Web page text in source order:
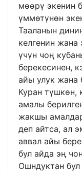
мөөрү экенин
үммөтүнөн
Тааланын
келгенин жана
үчүн чоң
берекесинен,
айы улук жана
Куран түшкөн,
амалы
жакшы
деп айтса, ал
аввал айы
бул айда эң
Ошндуктан